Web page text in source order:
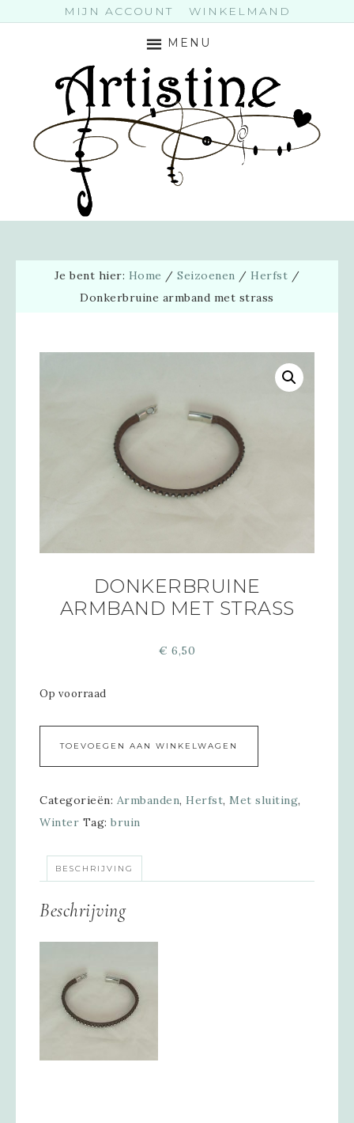
MIJN ACCOUNT WINKELMAND
MENU
Je bent hier: Home / Seizoenen / Herfst /
Donkerbruine armband met strass
DONKERBRUINE
ARMBAND MET STRASS
€ 6,50
Op voorraad
TOEVOEGEN AAN WINKELWAGEN
Categorieën: Armbanden, Herfst, Met sluiting,
Winter Tag: bruin
BESCHRIJVING
Beschrijving